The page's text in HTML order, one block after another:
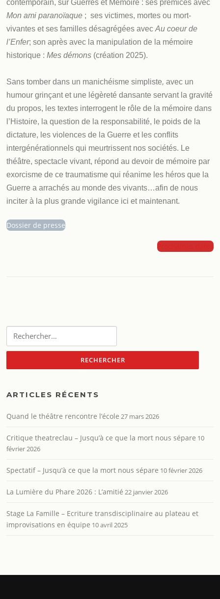
contemporain, sur Guerres et Mémoire : ses prémices avec
Mon ami paranoïaque ; ses victimes, mortes ou mort-
vivantes et ses familles désagrégées avecAu coeur de
l’Enfer; son après avec la manipulation de la mémoire
historique :Mes démons (création 2025).
Sans tomber dans un manichéisme simpliste,avec un
humour grinçant et une légèreté dansante servant la gravité
du propos, les textes interrogent le rôle de la mémoire dans
l’Histoire, la question de la responsabilité, le poids de la
dictature, les violences de la Guerre et les conflits
intergénérationnels qui meurtrissent nos sociétés. Le
théâtre, spectacle vivant, répond au devoir de mémoire par
exorcisme de ce traumatisme qui réanime les héros que la
Guerre a arrachés au monde des vivants…afin de nous
inciter à la plus grande vigilance ici et maintenant.
Dossier de presse
Prochaines dates
ARTICLES RÉCENTS
Quand le théâtre rencontre l’école 27 mars 2026
Critique theatreclau – Jusqu’à ce que la mort nous sépare 10
février 2026
Spectatif – Jusqu’à ce que la mort nous sépare 10 février 2026
La Lumière du Phare 2026 : L’amitié 22 janvier 2026
Stage La Famille – Ecriture transdisciplinaire au plateau et
improvisations en équipe 10 avril 2025